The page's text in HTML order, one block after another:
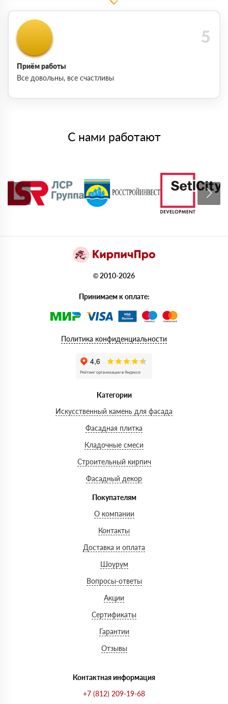
Приём работы
Все довольны, все счастливы
С нами работают
© 2010-2026
Принимаем к оплате:
Политика конфиденциальности
Категории
Искусственный камень для фасада
Фасадная плитка
Кладочные смеси
Строительный кирпич
Фасадный декор
Покупателям
О компании
Контакты
Доставка и оплата
Шоурум
Вопросы-ответы
Акции
Сертификаты
Гарантии
Отзывы
Контактная информация
+7 (812) 209-19-68